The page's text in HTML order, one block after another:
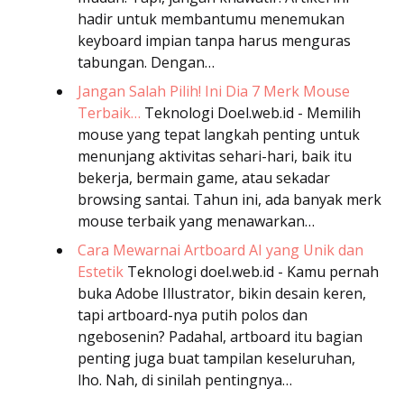
hadir untuk membantumu menemukan
keyboard impian tanpa harus menguras
tabungan. Dengan…
Jangan Salah Pilih! Ini Dia 7 Merk Mouse
Terbaik… Teknologi Doel.web.id - Memilih
mouse yang tepat langkah penting untuk
menunjang aktivitas sehari-hari, baik itu
bekerja, bermain game, atau sekadar
browsing santai. Tahun ini, ada banyak merk
mouse terbaik yang menawarkan…
Cara Mewarnai Artboard AI yang Unik dan
Estetik Teknologi doel.web.id - Kamu pernah
buka Adobe Illustrator, bikin desain keren,
tapi artboard-nya putih polos dan
ngebosenin? Padahal, artboard itu bagian
penting juga buat tampilan keseluruhan,
lho. Nah, di sinilah pentingnya…